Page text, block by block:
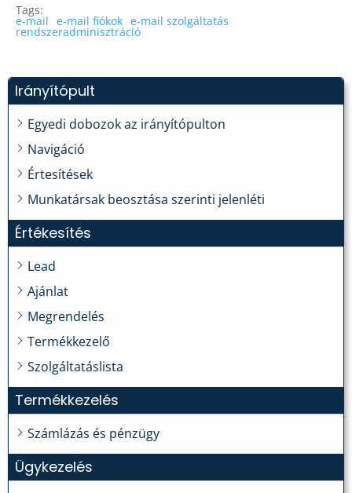
Irányítópult
Egyedi dobozok az irányítópulton
Navigáció
Értesítések
Munkatársak beosztása szerinti jelenléti
Értékesítés
Lead
Ajánlat
Megrendelés
Termékkezelő
Szolgáltatáslista
Termékkezelés
Számlázás és pénzügy
Ügykezelés
Tags:
e-mail e-mail fiókok e-mail szolgáltatás
rendszeradminisztráció